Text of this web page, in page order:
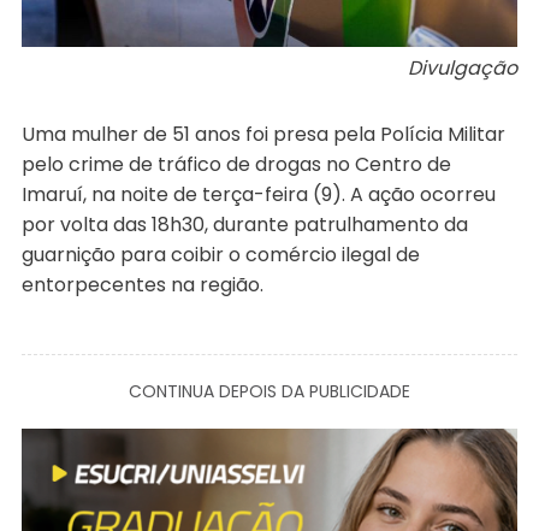
Divulgação
Uma mulher de 51 anos foi presa pela Polícia Militar
pelo crime de tráfico de drogas no Centro de
Imaruí, na noite de terça-feira (9). A ação ocorreu
por volta das 18h30, durante patrulhamento da
guarnição para coibir o comércio ilegal de
entorpecentes na região.
CONTINUA DEPOIS DA PUBLICIDADE